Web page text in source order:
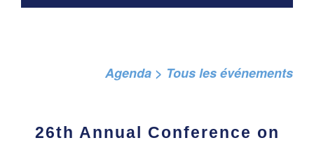
Agenda > Tous les événements
26th Annual Conference on